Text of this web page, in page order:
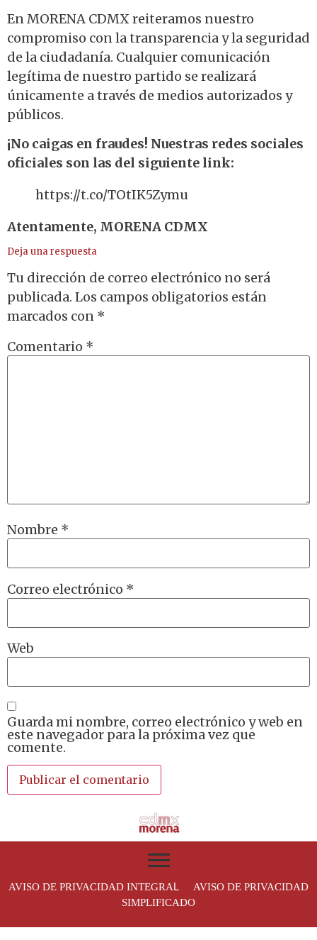
En MORENA CDMX reiteramos nuestro
compromiso con la transparencia y la seguridad
de la ciudadanía. Cualquier comunicación
legítima de nuestro partido se realizará
únicamente a través de medios autorizados y
públicos.
¡No caigas en fraudes! Nuestras redes sociales
oficiales son las del siguiente link:
https://t.co/TOtIK5Zymu
Atentamente, MORENA CDMX
Deja una respuesta
Tu dirección de correo electrónico no será
publicada. Los campos obligatorios están
marcados con *
Comentario *
Nombre *
Correo electrónico *
Web
Guarda mi nombre, correo electrónico y web en
este navegador para la próxima vez que
comente.
AVISO DE PRIVACIDAD INTEGRAL AVISO DE PRIVACIDAD
SIMPLIFICADO